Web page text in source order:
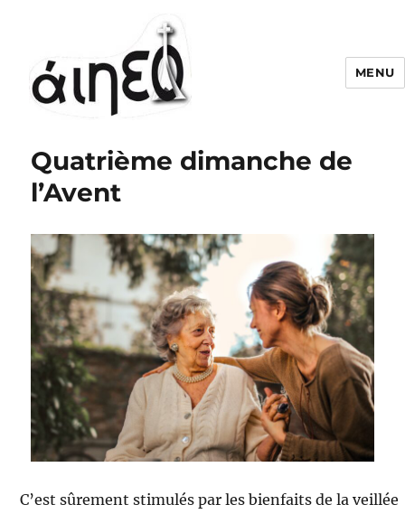
MENU
Quatrième dimanche de
l’Avent
C’est sûrement stimulés par les bienfaits de la veillée